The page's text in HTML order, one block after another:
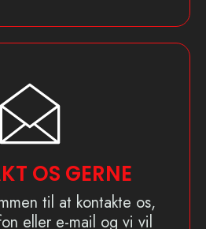
OS GERNE
til at kontakte os,
eller e-mail og vi vil